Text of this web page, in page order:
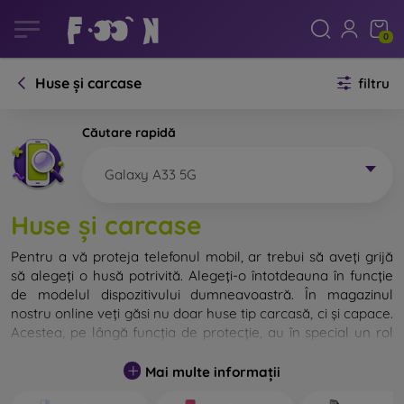
0
Huse și carcase filtru
Căutare rapidă
Galaxy A33 5G
Huse și carcase
Pentru a vă proteja telefonul mobil, ar trebui să aveți grijă
să alegeți o husă potrivită. Alegeți-o întotdeauna în funcție
de modelul dispozitivului dumneavoastră. În magazinul
nostru online veți găsi nu doar huse tip carcasă, ci și capace.
Acestea, pe lângă funcția de protecție, au în special un rol
Capacul pentru telefon poate fi numit și capac posterior.
Mai multe informații